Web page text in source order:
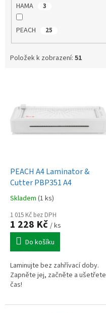
HAMA 3
PEACH 25
Položek k zobrazení: 51
PEACH A4 Laminator &
Cutter PBP351 A4
Skladem (1 ks)
1 015 Kč bez DPH
1 228 Kč / ks
Do košíku
Laminujte bez zahřívací doby.
Zapněte jej, začněte a ušetřete
čas!